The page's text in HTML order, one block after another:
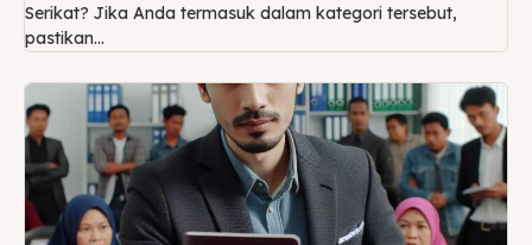
Serikat? Jika Anda termasuk dalam kategori tersebut,
pastikan...